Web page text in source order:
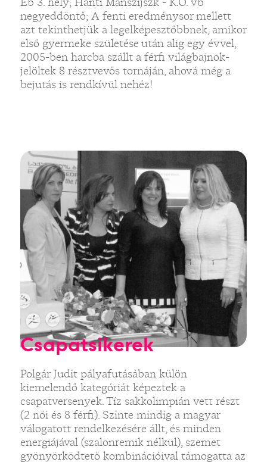
negyeddöntő; A fenti eredménysor mellett
azt tekinthetjük a legelképesztőbbnek, amikor
első gyermeke születése után alig egy évvel,
2005-ben harcba szállt a férfi világbajnok-
jelöltek 8 résztvevős tornáján, ahová még a
bejutás is rendkívül nehéz!
Csapatsikerek
Polgár Judit pályafutásában külön
kiemelendő kategóriát képeztek a
csapatversenyek. Tíz sakkolimpián vett részt
(2 női és 8 férfi). Szinte mindig a magyar
válogatott rendelkezésére állt, és minden
energiájával (szalonremik nélkül), szemet
gyönyörködtető kombinációival támogatta az